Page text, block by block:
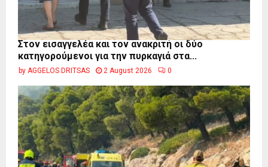
Στον εισαγγελέα και τον ανακριτή οι δύο
κατηγορούμενοι για την πυρκαγιά στα...
by AGGELOS DRITSAS 2 August 2026 0